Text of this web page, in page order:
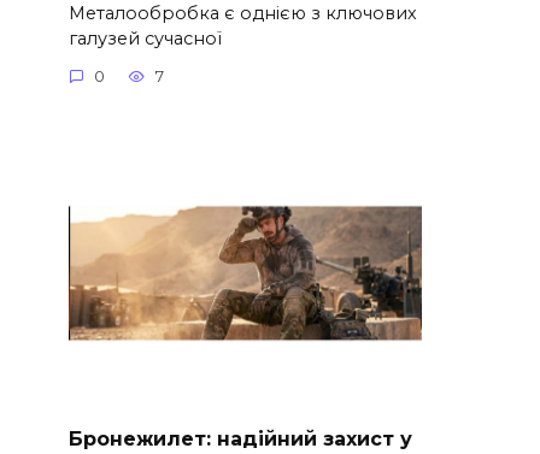
Металообробка є однією з ключових
галузей сучасної
0 7
Бронежилет: надійний захист у